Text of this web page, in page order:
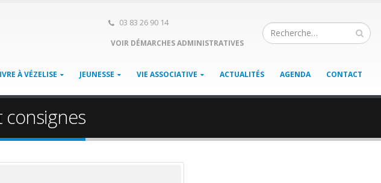
03 83 26 90 14
VOIR DÉMARCHES ADMINISTRATIVES
À VÉZELISE JEUNESSE VIE ASSOCIATIVE ACTUALITÉS AGENDA CONTACT
consignes